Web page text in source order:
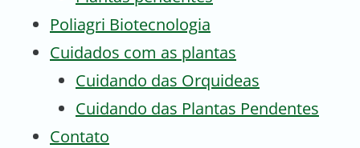
Poliagri Biotecnologia
Cuidados com as plantas
Cuidando das Orquideas
Cuidando das Plantas Pendentes
Contato